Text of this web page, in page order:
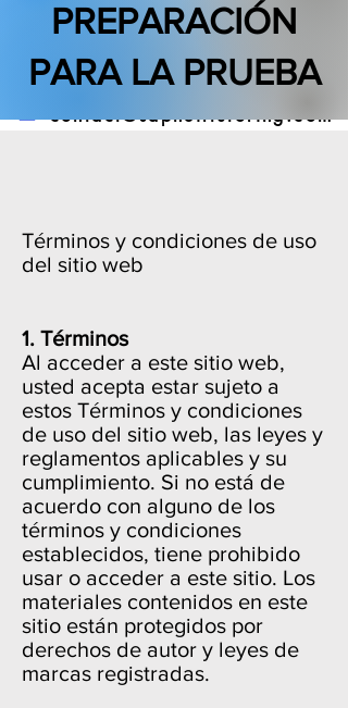
(888) 509-1067
contact@sapneiltutoring.com
PREPARACIÓN
PARA LA PRUEBA
Términos y condiciones de uso
del sitio web
1. Términos
Al acceder a este sitio web,
usted acepta estar sujeto a
estos Términos y condiciones
de uso del sitio web, las leyes y
reglamentos aplicables y su
cumplimiento. Si no está de
acuerdo con alguno de los
términos y condiciones
establecidos, tiene prohibido
usar o acceder a este sitio. Los
materiales contenidos en este
sitio están protegidos por
derechos de autor y leyes de
marcas registradas.